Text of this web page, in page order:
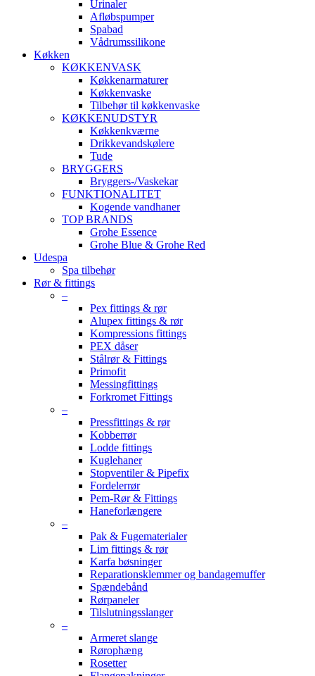
Urinaler
Afløbspumper
Spabad
Vådrumssilikone
Køkken
KØKKENVASK
Køkkenarmaturer
Køkkenvaske
Tilbehør til køkkenvaske
KØKKENUDSTYR
Køkkenkværne
Drikkevandskølere
Tude
BRYGGERS
Bryggers-/Vaskekar
FUNKTIONALITET
Kogende vandhaner
TOP BRANDS
Grohe Essence
Grohe Blue & Grohe Red
Udespa
Spa tilbehør
Rør & fittings
–
Pex fittings & rør
Alupex fittings & rør
Kompressions fittings
PEX dåser
Stålrør & Fittings
Primofit
Messingfittings
Forkromet Fittings
–
Pressfittings & rør
Kobberrør
Lodde fittings
Kuglehaner
Stopventiler & Pipefix
Fordelerrør
Pem-Rør & Fittings
Haneforlængere
–
Pak & Fugematerialer
Lim fittings & rør
Karfa bøsninger
Reparationsklemmer og bandagemuffer
Spændebånd
Rørpaneler
Tilslutningsslanger
–
Armeret slange
Rørophæng
Rosetter